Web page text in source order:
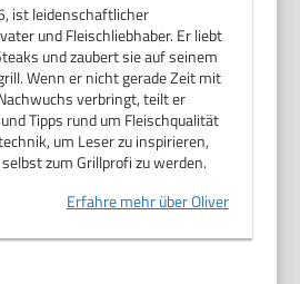
ist leidenschaftlicher
und Fleischliebhaber. Er liebt
und zaubert sie auf seinem
Wenn er nicht gerade Zeit mit
verbringt, teilt er
Tipps rund um Fleischqualität
um Leser zu inspirieren,
zum Grillprofi zu werden.
Erfahre mehr über Oliver